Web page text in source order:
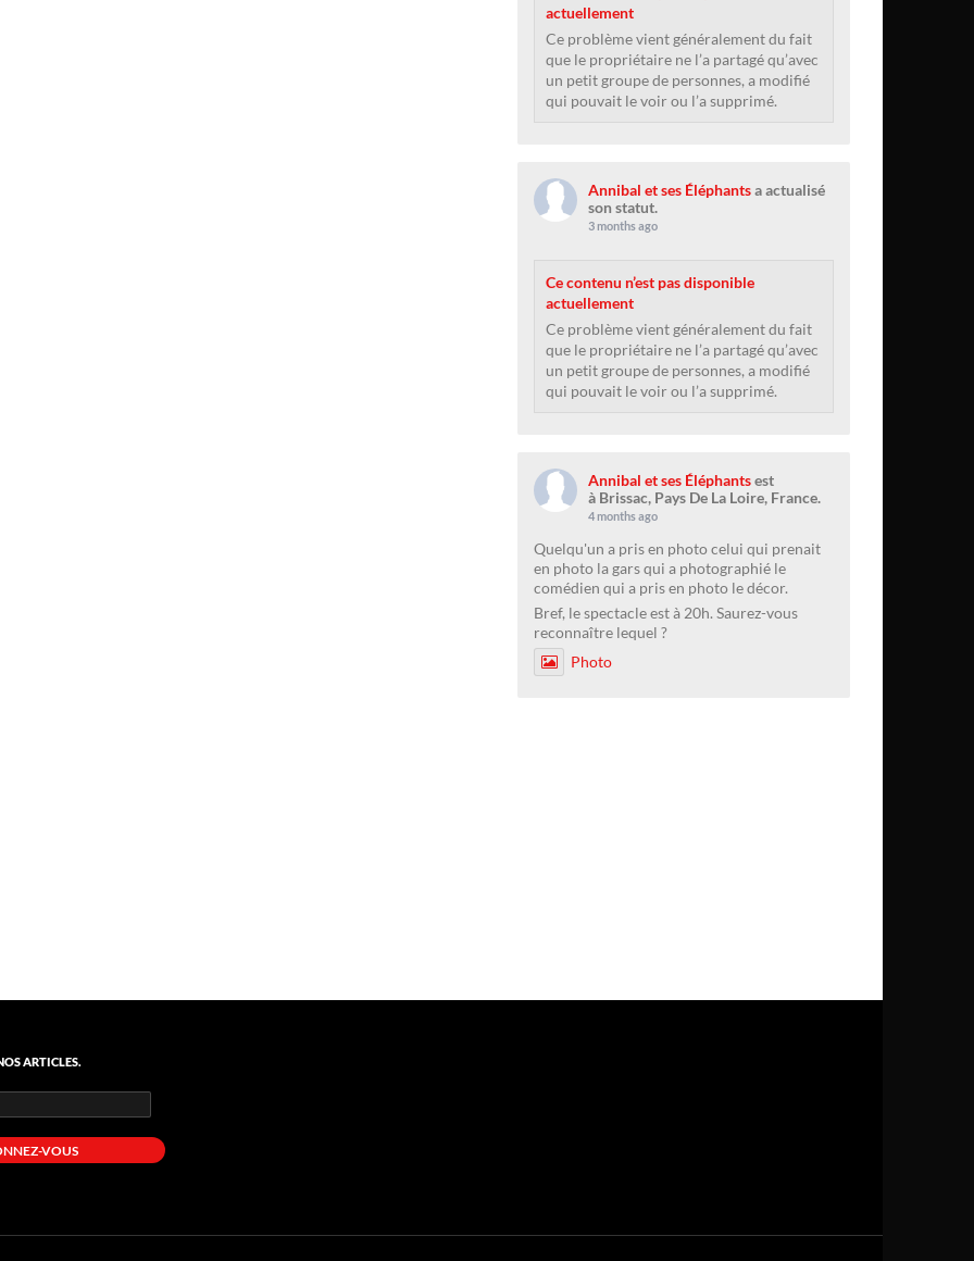
actuellement
Ce problème vient généralement du fait
que le propriétaire ne l’a partagé qu’avec
un petit groupe de personnes, a modifié
qui pouvait le voir ou l’a supprimé.
Annibal et ses Éléphantsa actualisé
son statut.
3 months ago
Ce contenu n’est pas disponible
actuellement
Ce problème vient généralement du fait
que le propriétaire ne l’a partagé qu’avec
un petit groupe de personnes, a modifié
qui pouvait le voir ou l’a supprimé.
Annibal et ses Éléphantsest
à Brissac, Pays De La Loire, France.
4 months ago
Quelqu'un a pris en photo celui qui prenait
en photo la gars qui a photographié le
comédien qui a pris en photo le décor.
Bref, le spectacle est à 20h. Saurez-vous
reconnaître lequel ?
Photo
ARTICLES.
VOUS